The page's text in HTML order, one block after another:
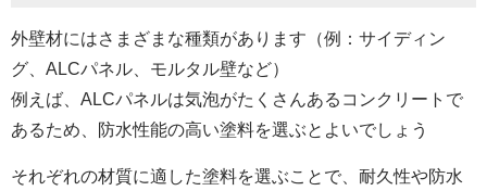
外壁材にはさまざまな種類があります（例：サイディン
グ、ALCパネル、モルタル壁など）
例えば、ALCパネルは気泡がたくさんあるコンクリートで
あるため、防水性能の高い塗料を選ぶとよいでしょう
それぞれの材質に適した塗料を選ぶことで、耐久性や防水